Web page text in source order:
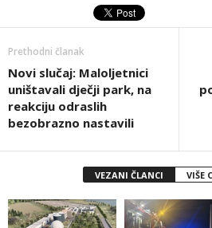
Prethodni članak
Novi slučaj: Maloljetnici
uništavali dječji park, na
reakciju odraslih
bezobrazno nastavili
VEZANI ČLANCI VIŠE